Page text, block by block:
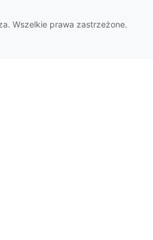
Wszelkie prawa zastrzeżone.